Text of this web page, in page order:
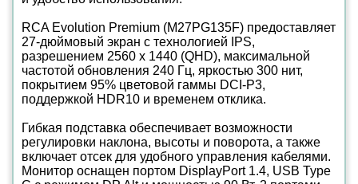
RCA Evolution Premium (M27PG135F) предоставляет
27-дюймовый экран с технологией IPS,
разрешением 2560 х 1440 (QHD), максимальной
частотой обновления 240 Гц, яркостью 300 нит,
покрытием 95% цветовой гаммы DCI-P3,
поддержкой HDR10 и временем отклика.
Гибкая подставка обеспечивает возможности
регулировки наклона, высоты и поворота, а также
включает отсек для удобного управления кабелями.
Монитор оснащен портом DisplayPort 1.4, USB Type